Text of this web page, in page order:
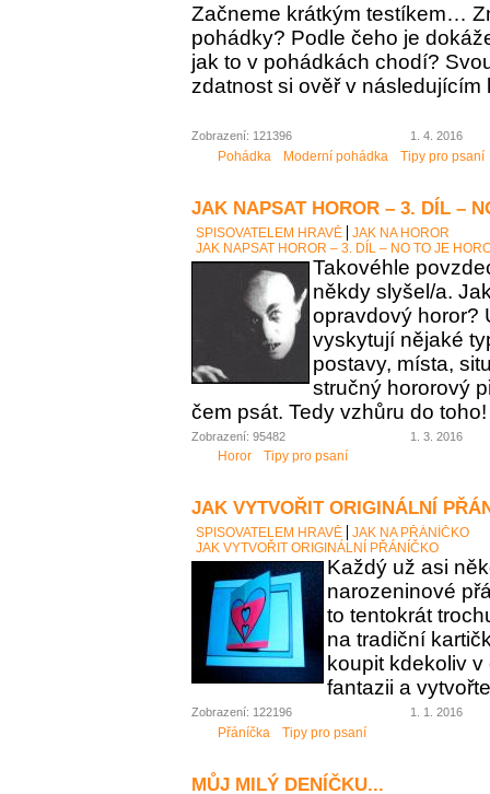
Začneme krátkým testíkem…
pohádky? Podle čeho je
jak to v pohádkách chodí?
zdatnost si ověř v následujícím
Zobrazení: 121396 1. 4. 2016
Pohádka Moderní pohádka Tipy pro psaní
JAK NAPSAT HOROR – 3. DÍL –
SPISOVATELEM HRAVĚ
JAK NA HOROR
JAK NAPSAT HOROR – 3. DÍL – NO TO JE
Takovéhle
někdy slyšel/a.
opravdový horor?
vyskytují nějaké
postavy, místa,
stručný hororový
čem psát. Tedy vzhůru do toho!
Zobrazení: 95482 1. 3. 2016
Horor Tipy pro psaní
JAK VYTVOŘIT ORIGINÁLNÍ
SPISOVATELEM HRAVĚ
JAK NA PŘÁNÍČKO
JAK VYTVOŘIT ORIGINÁLNÍ PŘÁNÍČKO
Každý už asi
narozeninové
to tentokrát
na tradiční
koupit kdekoliv
fantazii a
Zobrazení: 122196 1. 1. 2016
Přáníčka Tipy pro psaní
MŮJ MILÝ DENÍČKU...